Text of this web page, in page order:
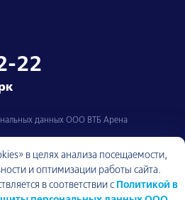
22
данных ООО ВТБ Арена
в целях анализа посещаемости,
и оптимизации работы сайта.
в соответствии с Политикой в